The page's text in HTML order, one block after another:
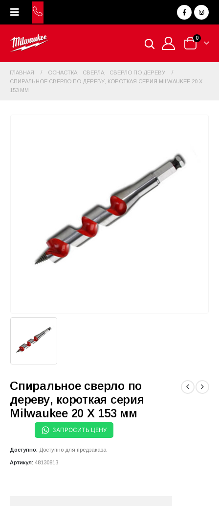
0
ГЛАВНАЯ ОСНАСТКА СВЕРЛА
CВЕРЛО ПО ДЕРЕВУ
СПИРАЛЬНОЕ СВЕРЛО ПО ДЕРЕВУ, КОРОТКАЯ СЕРИЯ MILWAUKEE 20 X
153 ММ
Спиральное сверло по
дереву, короткая серия
Milwaukee 20 X 153 мм
ЗАПРОСИТЬ ЦЕНУ
Доступно: Доступно для предзаказа
Артикул: 48130813